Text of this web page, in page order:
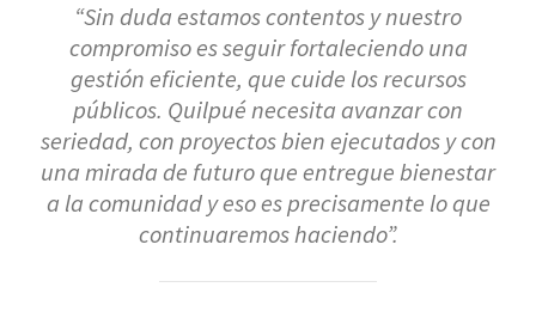
“Sin duda estamos contentos y nuestro
compromiso es seguir fortaleciendo una
gestión eficiente, que cuide los recursos
públicos. Quilpué necesita avanzar con
seriedad, con proyectos bien ejecutados y con
una mirada de futuro que entregue bienestar
a la comunidad y eso es precisamente lo que
continuaremos haciendo”.